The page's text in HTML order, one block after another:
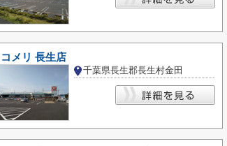
コメリ 長生店
千葉県長生郡長生村金田